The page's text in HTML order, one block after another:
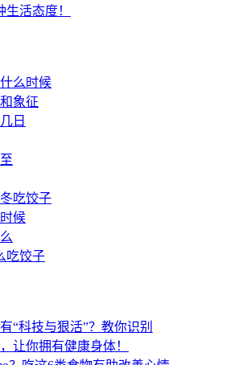
活态度！
么时候
象征
日
吃饺子
候
吃饺子
“科技与狠活”？教你识别
让你拥有健康身体！